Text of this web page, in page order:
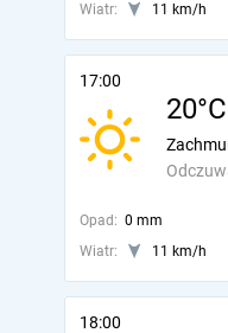
Wiatr:
11 km/h
17:00
20°C
Opad: 0 mm
Wiatr:
11 km/h
18:00